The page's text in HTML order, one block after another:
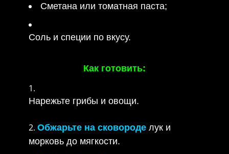
Сметана или томатная паста;
Соль и специи по вкусу.
Как готовить:
Нарежьте грибы и овощи.
Обжарьте на сковороде лук и
морковь до мягкости.